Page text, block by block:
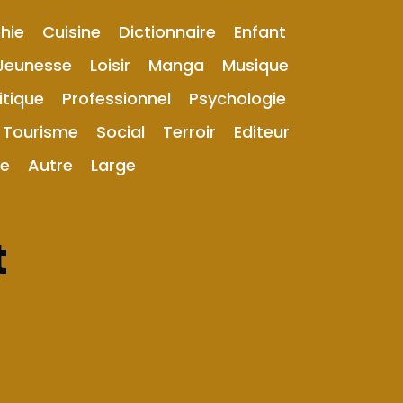
Cuisine Dictionnaire
Enfant
Loisir Manga
Musique
Professionnel
Psychologie
Tourisme Social Terroir
Editeur
Autre Large